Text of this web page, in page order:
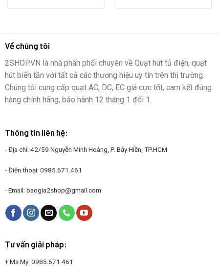
Về chúng tôi
2SHOP.VN là nhà phân phối chuyên về Quạt hút tủ điện, quạt
hút biến tần với tất cả các thương hiệu uy tín trên thị trường.
Chúng tôi cung cấp quạt AC, DC, EC giá cực tốt, cam kết đúng
hàng chính hãng, bảo hành 12 tháng 1 đổi 1.
Thông tin liên hệ:
- Địa chỉ: 42/59 Nguyễn Minh Hoàng, P. Bảy Hiền, TP.HCM
- Điện thoại: 0985.671.461
- Email: baogia2shop@gmail.com
Tư vấn giải pháp:
+ Ms My: 0985.671.461